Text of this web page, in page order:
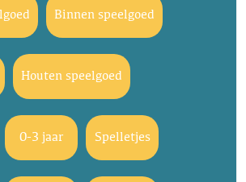
Binnen speelgoed
Houten speelgoed
0-3 jaar Spelletjes